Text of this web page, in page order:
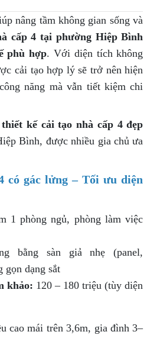
nâng tầm không gian sống và
cấp 4 tại phường Hiệp Bình
phù hợp. Với diện tích không
cải tạo hợp lý sẽ trở nên hiện
năng mà vẫn tiết kiệm chi
kế cải tạo nhà cấp 4 đẹp
Bình, được nhiều gia chủ ưa
có gác lửng – Tối ưu diện
1 phòng ngủ, phòng làm việc
bằng sàn giả nhẹ (panel,
gọn dạng sắt
khảo: 120 – 180 triệu (tùy diện
cao mái trên 3,6m, gia đình 3–